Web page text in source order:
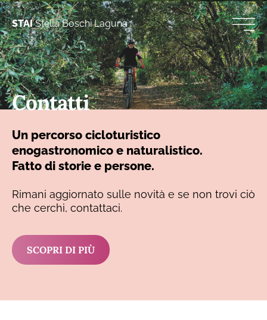
STAIStella Boschi Laguna
Contatti
Un percorso cicloturistico
enogastronomico e naturalistico.
Fatto di storie e persone.
Rimani aggiornato sulle novità e se non trovi ciò
che cerchi, contattaci.
SCOPRI DI PIÙ